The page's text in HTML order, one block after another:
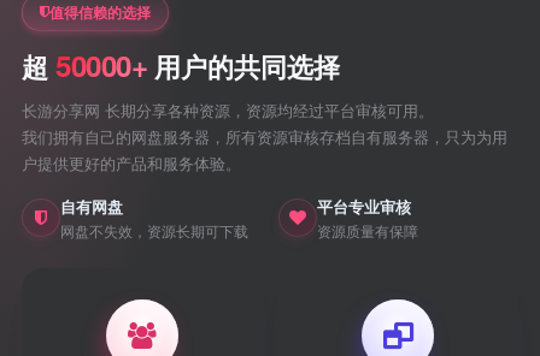
值得信赖的选择
超 50000+ 用户的共同选择
长游分享网 长期分享各种资源，资源均经过平台审核可用。
我们拥有自己的网盘服务器，所有资源审核存档自有服务器，只为为用
户提供更好的产品和服务体验。
自有网盘
网盘不失效，资源长期可下载
平台专业审核
资源质量有保障